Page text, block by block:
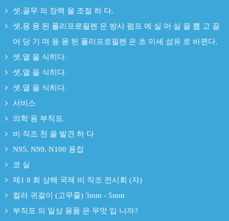
셋.골무 의 장력 을 조절 하 다.
셋.용 융 된 폴리프로필렌 은 방사 펌프 에 실 어 실 을 뽑 고 끌
어 당 기 며 용 융 된 폴리프로필렌 은 초 미세 섬유 로 바뀐다.
셋.열 을 식히다.
셋.열 을 식히다.
셋.열 을 식히다.
서비스
의학 용 부직포.
비 직조 천 을 발견 하 다
N95, N99, N100 용접
코 실
제1 8 회 상해 국제 비 직조 전시회 (자)
컬러 귀걸이 (고무줄) 3mm - 5mm
부직포 의 일상 용품 은 무엇 입 니까?